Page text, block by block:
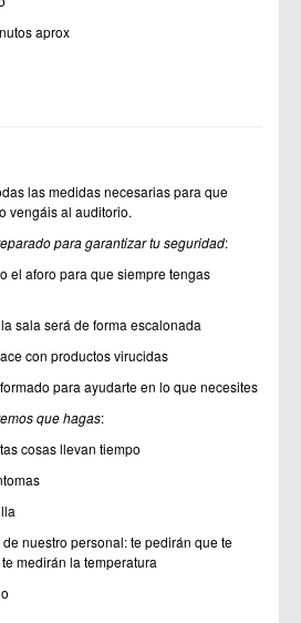
aprox
las medidas necesarias para que
vengáis al auditorio.
para garantizar tu seguridad:
el aforo para que siempre tengas
sala será de forma escalonada
con productos virucidas
para ayudarte en lo que necesites
que hagas:
cosas llevan tiempo
nuestro personal: te pedirán que te
medirán la temperatura